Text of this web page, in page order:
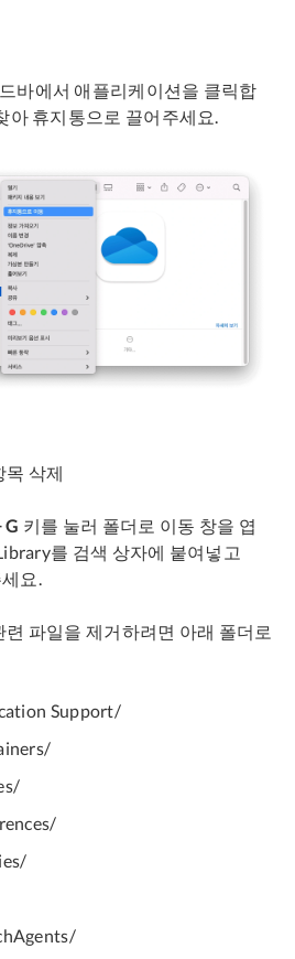
바에서 애플리케이션을 클릭합
아 휴지통으로 끌어주세요.
삭제
G 키를 눌러 폴더로 이동 창을 엽
를 검색 상자에 붙여넣고
요.
파일을 제거하려면 아래 폴더로
Support/